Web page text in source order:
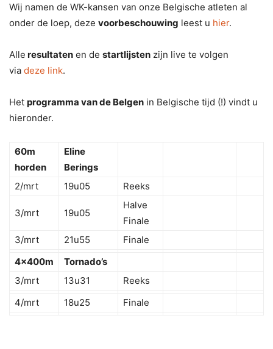
Wij namen de WK-kansen van onze Belgische atleten al
onder de loep, deze voorbeschouwing leest u hier.
Alle resultaten en de startlijsten zijn live te volgen
via deze link.
Het programma van de Belgen in Belgische tijd (!) vindt u
hieronder.
60m
horden
Eline
Berings
2/mrt
19u05 Reeks
3/mrt 19u05
Halve
Finale
3/mrt
21u55
Finale
4x400m
Tornado’s
3/mrt
13u31
Reeks
4/mrt
18u25 Finale